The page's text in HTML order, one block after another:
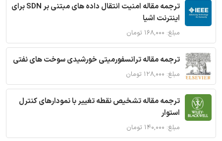
ترجمه مقاله امنیت انتقال داده های مبتنی بر SDN برای
اینترنت اشیا
مبلغ: ۱۶۸,۰۰۰ تومان
ترجمه مقاله ترانسفورمیتی خورشیدی سوخت های نفتی
مبلغ: ۱۲۸,۰۰۰ تومان
ترجمه مقاله تشخیص نقطه تغییر با نمودارهای کنترل
استوار
مبلغ: ۱۴۰,۰۰۰ تومان